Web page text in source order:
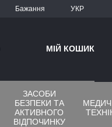
Бажання УКР
МІЙ КОШИК
ЗАСОБИ
БЕЗПЕКИ ТА
АКТИВНОГО
ВІДПОЧИНКУ